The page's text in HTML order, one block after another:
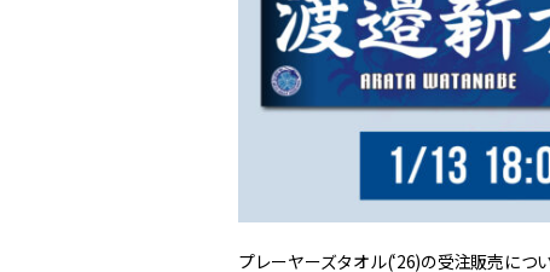
プレーヤーズタオル(‘26)の受注販売につ